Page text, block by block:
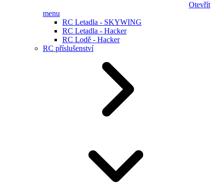
Otevřít
menu
RC Letadla - SKYWING
RC Letadla - Hacker
RC Lodě - Hacker
RC příslušenství